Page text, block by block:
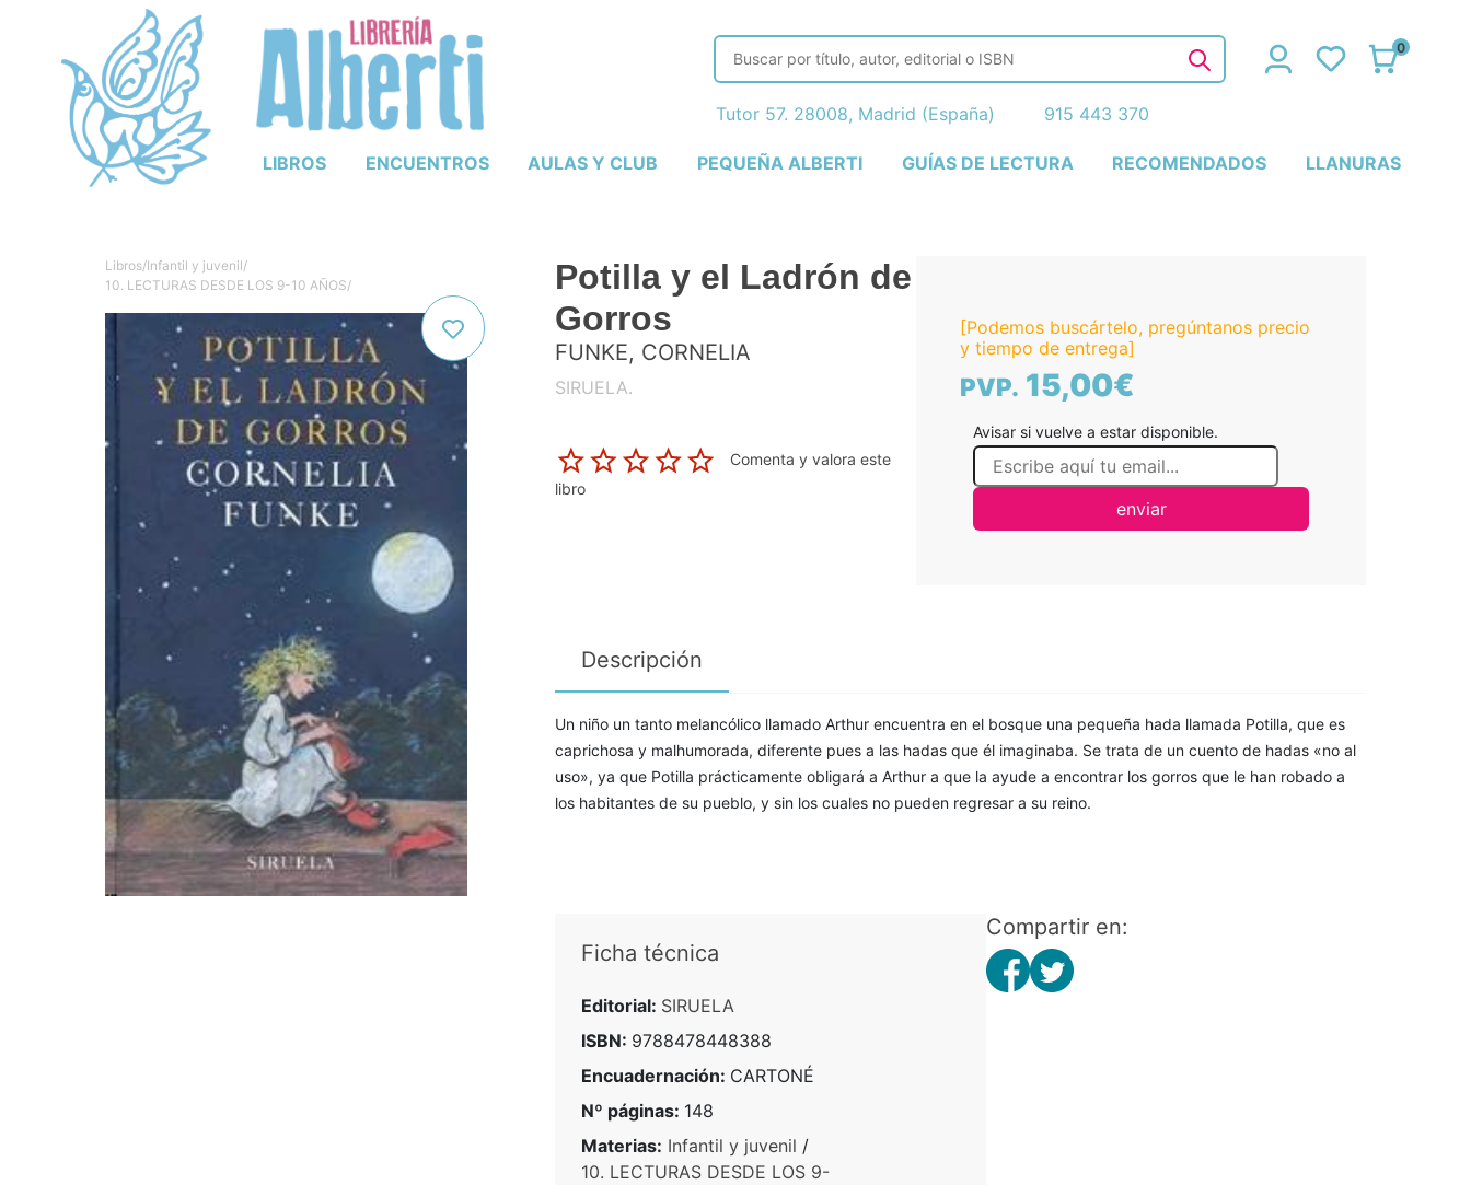
LIBROS ENCUENTROS AULAS Y CLUB PEQUEÑA ALBERTI GUÍAS DE LECTURA RECOMENDADOS LLANURAS
0
Tutor 57. 28008, Madrid (España) 915 443 370
Libros/Infantil y juvenil/
10. LECTURAS DESDE LOS 9-10 AÑOS/
Potilla y el Ladrón de
Gorros
FUNKE, CORNELIA
SIRUELA.
Comenta y valora este
libro
[Podemos buscártelo, pregúntanos precio
y tiempo de entrega]
PVP. 15,00€
Avisar si vuelve a estar disponible.
enviar
Descripción
Un niño un tanto melancólico llamado Arthur encuentra en el bosque una pequeña hada llamada Potilla, que es
caprichosa y malhumorada, diferente pues a las hadas que él imaginaba. Se trata de un cuento de hadas «no al
uso», ya que Potilla prácticamente obligará a Arthur a que la ayude a encontrar los gorros que le han robado a
los habitantes de su pueblo, y sin los cuales no pueden regresar a su reino.
Ficha técnica
Editorial: SIRUELA
ISBN: 9788478448388
Encuadernación: CARTONÉ
Nº páginas: 148
Materias: Infantil y juvenil /
10. LECTURAS DESDE LOS 9-
Compartir en: